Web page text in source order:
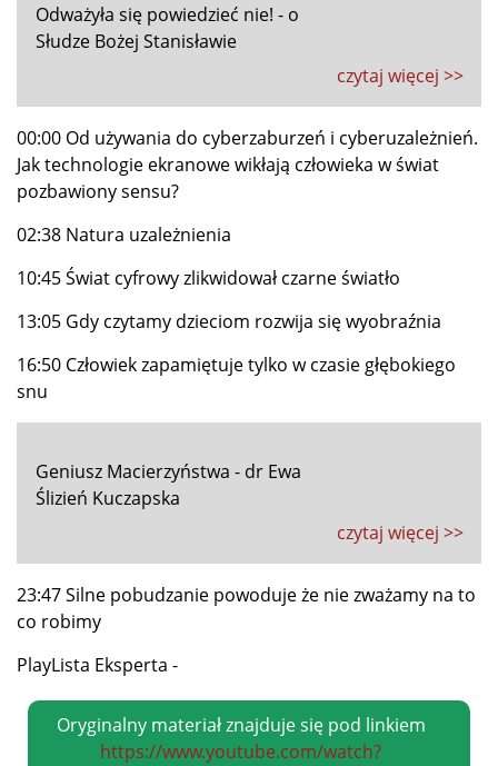
Odważyła się powiedzieć nie! - o
Słudze Bożej Stanisławie
czytaj więcej >>
00:00 Od używania do cyberzaburzeń i cyberuzależnień.
Jak technologie ekranowe wikłają człowieka w świat
pozbawiony sensu?
02:38 Natura uzależnienia
10:45 Świat cyfrowy zlikwidował czarne światło
13:05 Gdy czytamy dzieciom rozwija się wyobraźnia
16:50 Człowiek zapamiętuje tylko w czasie głębokiego
snu
Geniusz Macierzyństwa - dr Ewa
Ślizień Kuczapska
czytaj więcej >>
23:47 Silne pobudzanie powoduje że nie zważamy na to
co robimy
PlayLista Eksperta -
Oryginalny materiał znajduje się pod linkiem
https://www.youtube.com/watch?